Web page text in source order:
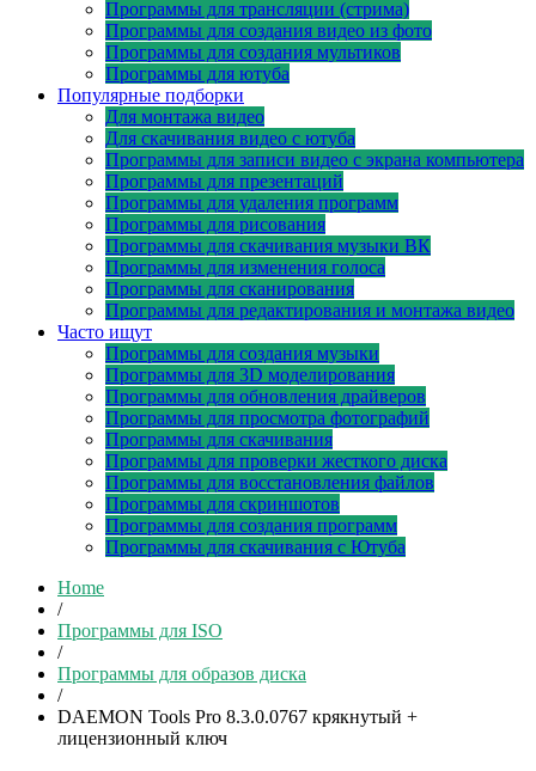
Программы для трансляции (стрима)
Программы для создания видео из фото
Программы для создания мультиков
Программы для ютуба
Популярные подборки
Для монтажа видео
Для скачивания видео с ютуба
Программы для записи видео с экрана компьютера
Программы для презентаций
Программы для удаления программ
Программы для рисования
Программы для скачивания музыки ВК
Программы для изменения голоса
Программы для сканирования
Программы для редактирования и монтажа видео
Часто ищут
Программы для создания музыки
Программы для 3D моделирования
Программы для обновления драйверов
Программы для просмотра фотографий
Программы для скачивания
Программы для проверки жесткого диска
Программы для восстановления файлов
Программы для скриншотов
Программы для создания программ
Программы для скачивания с Ютуба
Home
/
Программы для ISO
/
Программы для образов диска
/
DAEMON Tools Pro 8.3.0.0767 крякнутый +
лицензионный ключ